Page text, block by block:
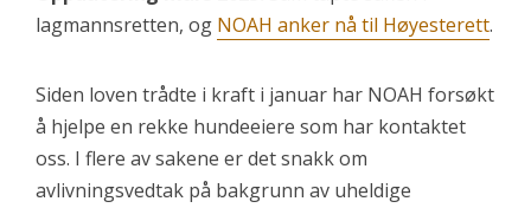
lagmannsretten, og NOAH anker nå til Høyesterett.
Siden loven trådte i kraft i januar har NOAH forsøkt
å hjelpe en rekke hundeeiere som har kontaktet
oss. I flere av sakene er det snakk om
avlivningsvedtak på bakgrunn av uheldige